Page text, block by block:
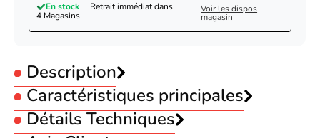
En stock
Retrait immédiat dans
4 Magasins
Voir les dispos
magasin
Description
Caractéristiques principales
Gamme processeur :Intel Core Ultra 7
Socket :INTEL LGA1851
Détails Techniques